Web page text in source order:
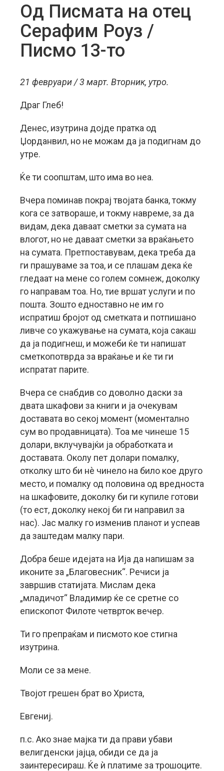
Од Писмата на отец
Серафим Роуз /
Писмо 13-то
21 февруари / 3 март. Вторник, утро.
Драг Глеб!
Денес, изутрина дојде пратка од
Џорданвил, но не можам да ја подигнам до
утре.
Ќе ти соопштам, што има во неа.
Вчера поминав покрај твојата банка, токму
кога се затвораше, и токму навреме, за да
видам, дека даваат сметки за сумата на
влогот, но не даваат сметки за враќањето
на сумата. Претпоставувам, дека треба да
ги прашуваме за тоа, и се плашам дека ќе
гледаат на мене со голем сомнеж, доколку
го направам тоа. Но, тие вршат услуги и по
пошта. Зошто едноставно не им го
испратиш бројот од сметката и потпишано
ливче со укажување на сумата, која сакаш
да ја подигнеш, и можеби ќе ти напишат
сметкопотврда за враќање и ќе ти ги
испратат парите.
Вчера се снабдив со доволно даски за
двата шкафови за книги и ја очекувам
доставата во секој момент (моментално
сум во продавницата). Тоа ме чинеше 15
долари, вклучувајќи ја обработката и
доставата. Околу пет долари помалку,
отколку што би нè чинело на било кое друго
место, и помалку од половина од вредноста
на шкафовите, доколку би ги купиле готови
(то ест, доколку некој би ги направил за
нас). Јас малку го изменив планот и успеав
да заштедам малку пари.
Добра беше идејата на Ија да напишам за
иконите за „Благовесник“. Речиси ја
завршив статијата. Мислам дека
„младичот“ Владимир ќе се сретне со
епископот Филоте четврток вечер.
Ти го препраќам и писмото кое стигна
изутрина.
Моли се за мене.
Твојот грешен брат во Христа,
Евгениј.
п.с. Ако знае мајка ти да прави убави
велигденски јајца, обиди се да ја
заинтересираш. Ќе ѝ платиме за трошоците.